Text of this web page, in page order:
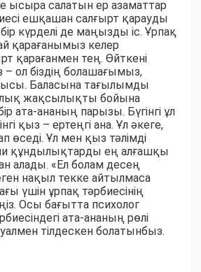
ысыра салатын ер азаматтар
ешқашан салғырт қарауды
күрделі де маңызды іс. Ұрпақ
қарағанымыз келер
қарағанмен тең. Өйткені
– ол біздің болашағымыз,
Баласына тағылымды
жақсылықты бойына
ата-ананың парызы. Бүгінгі ұл
қыз – ертеңгі ана. Ұл әкеге,
өседі. Ұл мен қыз тәлімді
құндылықтарды ең алғашқы
алады. «Ел болам десең
нақыл текке айтылмаса
үшін ұрпақ тәрбиесінің
Осы бағытта психолог
ата-ананың рөлі
тілдескен болатынбыз.